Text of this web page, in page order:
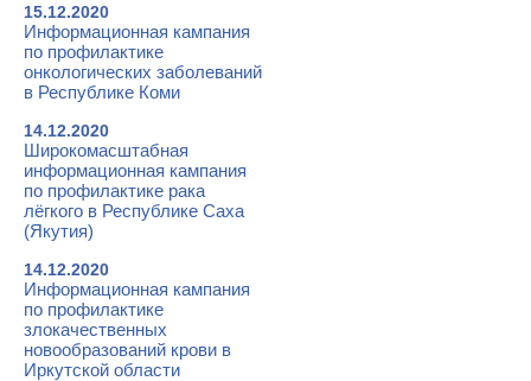
15.12.2020
Информационная кампания
по профилактике
онкологических заболеваний
в Республике Коми
14.12.2020
Широкомасштабная
информационная кампания
по профилактике рака
лёгкого в Республике Саха
(Якутия)
14.12.2020
Информационная кампания
по профилактике
злокачественных
новообразований крови в
Иркутской области